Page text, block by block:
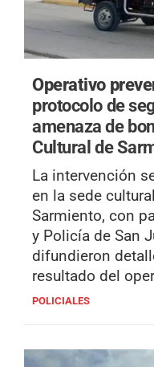
Operativo
protocolo de
amenaza de
Cultural de
La intervención
en la sede
Sarmiento, con
y Policía de San
difundieron
resultado del
POLICIALES